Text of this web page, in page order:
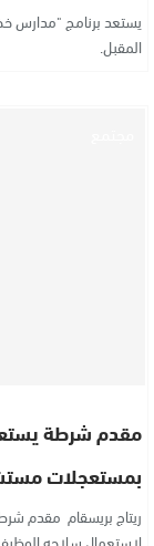
المقبل.
مقدم شرطة
بمستعجلات
ريتاج بريسقام مقدم